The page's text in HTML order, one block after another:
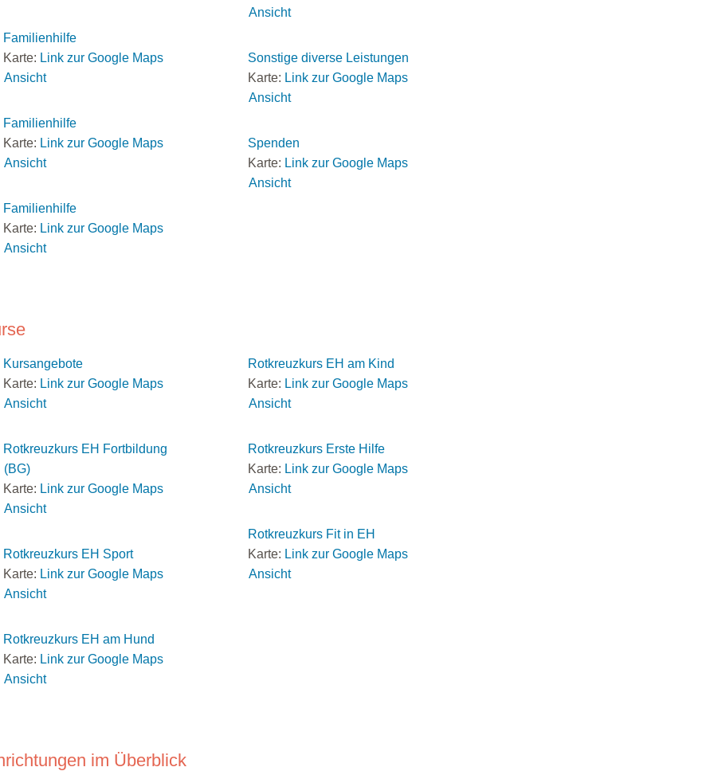
Familienhilfe
Karte: Link zur Google Maps
Ansicht
Familienhilfe
Karte: Link zur Google Maps
Ansicht
Familienhilfe
Karte: Link zur Google Maps
Ansicht
Ansicht
Sonstige diverse Leistungen
Karte: Link zur Google Maps
Ansicht
Spenden
Karte: Link zur Google Maps
Ansicht
Kursangebote
Karte: Link zur Google Maps
Ansicht
Rotkreuzkurs EH Fortbildung
(BG)
Karte: Link zur Google Maps
Ansicht
Rotkreuzkurs EH Sport
Karte: Link zur Google Maps
Ansicht
Rotkreuzkurs EH am Hund
Karte: Link zur Google Maps
Ansicht
Rotkreuzkurs EH am Kind
Karte: Link zur Google Maps
Ansicht
Rotkreuzkurs Erste Hilfe
Karte: Link zur Google Maps
Ansicht
Rotkreuzkurs Fit in EH
Karte: Link zur Google Maps
Ansicht
im Überblick